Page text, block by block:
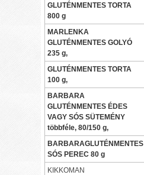
GLUTÉNMENTES TORTA
800 g
MARLENKA
GLUTÉNMENTES GOLYÓ
235 g,
GLUTÉNMENTES TORTA
100 g,
BARBARA
GLUTÉNMENTES ÉDES
VAGY SÓS SÜTEMÉNY
többféle, 80/150 g,
BARBARAGLUTÉNMENTES
SÓS PEREC 80 g
KIKKOMAN